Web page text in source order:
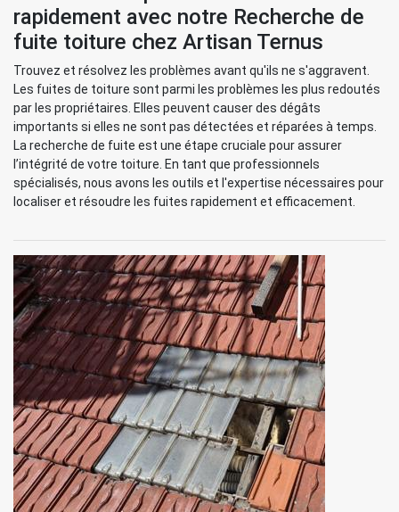
rapidement avec notre Recherche de
fuite toiture chez Artisan Ternus
Trouvez et résolvez les problèmes avant qu'ils ne s'aggravent.
Les fuites de toiture sont parmi les problèmes les plus redoutés
par les propriétaires. Elles peuvent causer des dégâts
importants si elles ne sont pas détectées et réparées à temps.
La recherche de fuite est une étape cruciale pour assurer
l’intégrité de votre toiture. En tant que professionnels
spécialisés, nous avons les outils et l'expertise nécessaires pour
localiser et résoudre les fuites rapidement et efficacement.